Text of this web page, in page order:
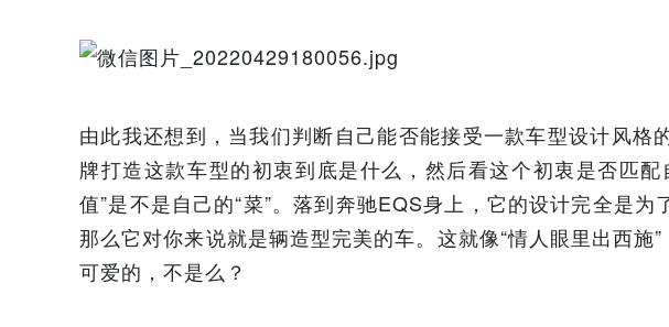
由此我还想到，当我们判断自己能否能接受一款车型设计风格
牌打造这款车型的初衷到底是什么，然后看这个初衷是否匹
值”是不是自己的“菜”。落到奔驰EQS身上，它的设计完全是为
那么它对你来说就是辆造型完美的车。这就像“情人眼里出西施
可爱的，不是么？